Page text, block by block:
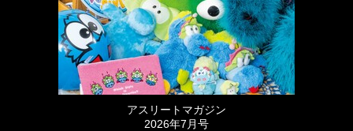
アスリートマガジン
2026年7月号